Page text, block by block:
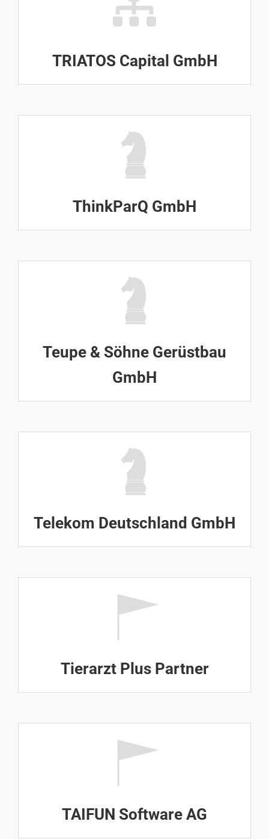
TRIATOS Capital GmbH
ThinkParQ GmbH
Teupe & Söhne Gerüstbau
GmbH
Telekom Deutschland GmbH
Tierarzt Plus Partner
TAIFUN Software AG